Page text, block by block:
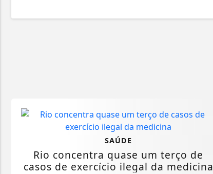
SAÚDE
Rio concentra quase um terço de
casos de exercício ilegal da medicina